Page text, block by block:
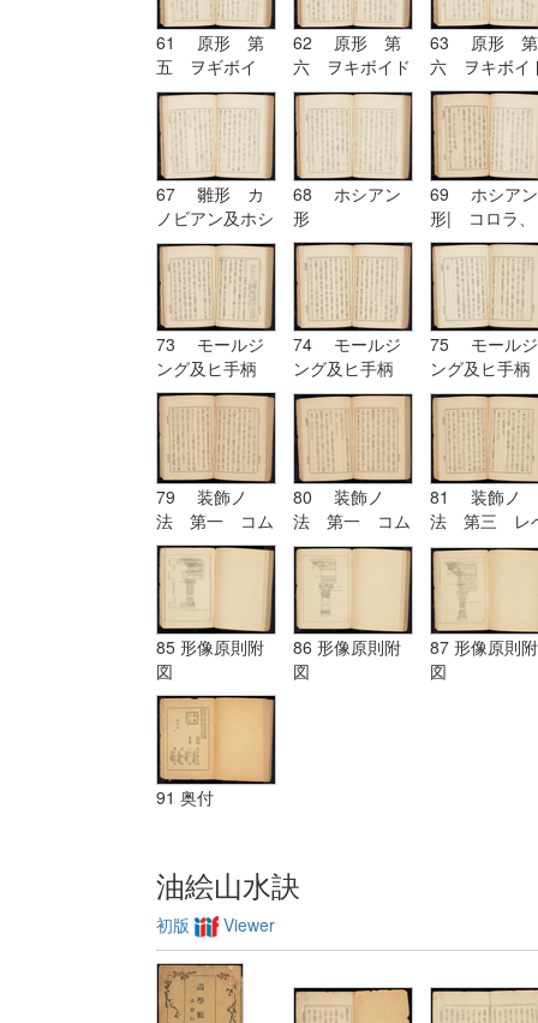
61 原形 第
五 ヲギボイ
ド| 原形 第
六 ヲキボイド
62 原形 第
六 ヲキボイド
63 原形 第
六 ヲキボイ
67 雛形 カ
ノビアン及ホシ
アン| ホシア
ン形
68 ホシアン
形
69 ホシアン
形| コロラ、
カンパニユラ
及ヒ幹
73 モールジ
ング及ヒ手柄
74 モールジ
ング及ヒ手柄
75 モールジ
ング及ヒ手柄
79 装飾ノ
法 第一 コム
プリケーション
及ヒコンヒユー
シヨン
80 装飾ノ
法 第一 コム
プリケーション
及ヒコンヒユー
シヨン| 装飾
ノ法 第二 ユ
ーリスミー|
装飾ノ法 第
三 レベチーシ
81 装飾ノ
法 第三 レ
チーシヨン|
装飾ノ法 第
四 アルテレ
シヨン
85 形像原則附
図
86 形像原則附
図
87 形像原則附
図
91 奥付
油絵山水訣
初版 Viewer